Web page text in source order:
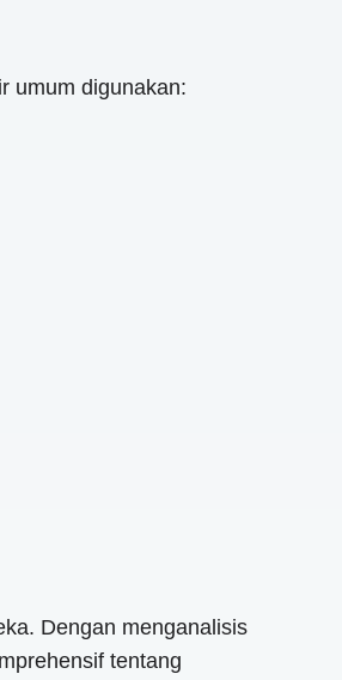
umum digunakan:
Dengan menganalisis
tentang